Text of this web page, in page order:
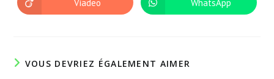
fenêtre fenêtre
Ouvrir
dans
Viadeo Ouvrir
dans
WhatsApp
VOUS DEVRIEZ ÉGALEMENT AIMER